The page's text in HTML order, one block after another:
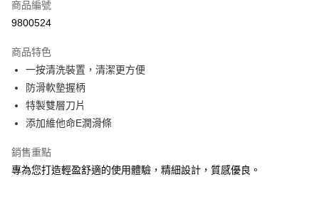
超商取貨付款
Apple Pay
街口支付
悠遊付
Google Pay
AFTEE先享後付
商品編號
9800524
商品特色
一按清洗裝置，清潔更方便
防滑軟墊握柄
特製雙層刀片
添加維他命E潤滑條
銷售重點
專為您打造輕盈舒適的使用體驗，精細設計，質感優良。